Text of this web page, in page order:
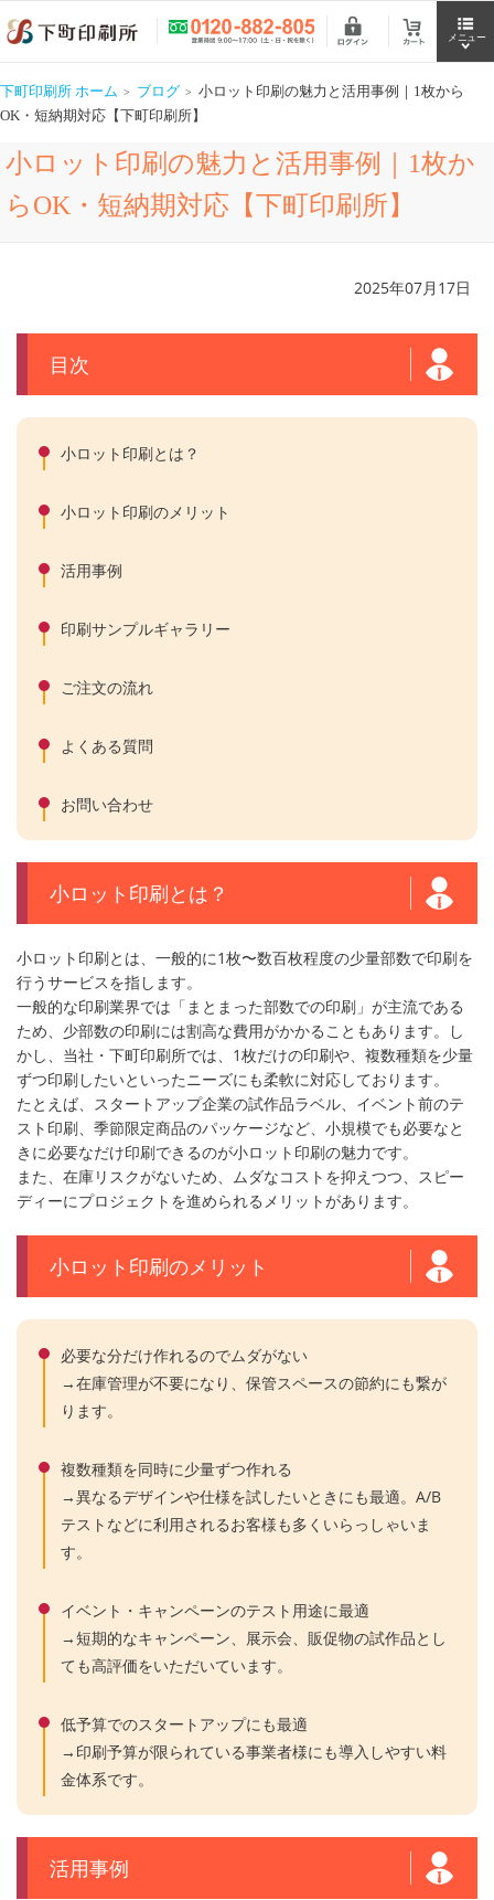
下町印刷所 ホーム ブログ
小ロット印刷の魅力と活用事例｜1枚から
OK・短納期対応【下町印刷所】
小ロット印刷の魅力と活用事例｜1枚か
らOK・短納期対応【下町印刷所】
2025年07月17日
目次
小ロット印刷とは？
小ロット印刷のメリット
活用事例
印刷サンプルギャラリー
ご注文の流れ
よくある質問
お問い合わせ
小ロット印刷とは？
小ロット印刷とは、一般的に1枚〜数百枚程度の少量部数で印刷を
行うサービスを指します。
一般的な印刷業界では「まとまった部数での印刷」が主流である
ため、少部数の印刷には割高な費用がかかることもあります。し
かし、当社・下町印刷所では、1枚だけの印刷や、複数種類を少量
ずつ印刷したいといったニーズにも柔軟に対応しております。
たとえば、スタートアップ企業の試作品ラベル、イベント前のテ
スト印刷、季節限定商品のパッケージなど、小規模でも必要なと
きに必要なだけ印刷できるのが小ロット印刷の魅力です。
また、在庫リスクがないため、ムダなコストを抑えつつ、スピー
ディーにプロジェクトを進められるメリットがあります。
小ロット印刷のメリット
必要な分だけ作れるのでムダがない
→在庫管理が不要になり、保管スペースの節約にも繋が
ります。
複数種類を同時に少量ずつ作れる
→異なるデザインや仕様を試したいときにも最適。A/B
テストなどに利用されるお客様も多くいらっしゃいま
す。
イベント・キャンペーンのテスト用途に最適
→短期的なキャンペーン、展示会、販促物の試作品とし
ても高評価をいただいています。
低予算でのスタートアップにも最適
→印刷予算が限られている事業者様にも導入しやすい料
金体系です。
活用事例